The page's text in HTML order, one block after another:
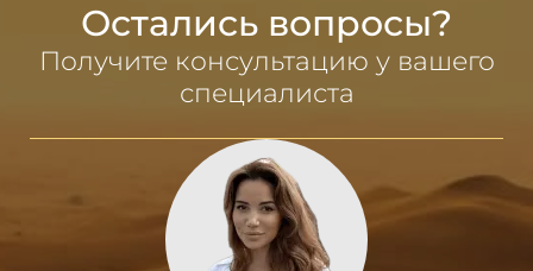
Остались вопросы?
Получите консультацию у вашего
специалиста